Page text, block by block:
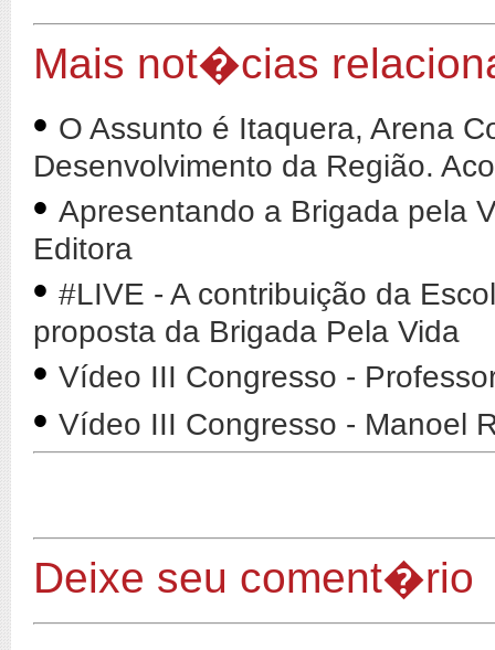
Mais not�cias
• O Assunto é Itaquera, Arena
Desenvolvimento da Região.
• Apresentando a Brigada pela
Editora
• #LIVE - A contribuição da
proposta da Brigada Pela Vida
• Vídeo III Congresso -
• Vídeo III Congresso - Manoel
Deixe seu coment�rio